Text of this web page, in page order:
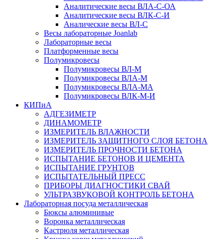
Аналитические весы ВЛА-С-ОА
Аналитические весы ВЛК-С-И
Аналические весы ВЛ-С
Весы лабораторные Joanlab
Лабораторные весы
Платформенные весы
Полумикровесы
Полумикровесы ВЛ-М
Полумикровесы ВЛА-М
Полумикровесы ВЛА-МА
Полумикровесы ВЛК-М-И
КИПиА
АДГЕЗИМЕТР
ДИНАМОМЕТР
ИЗМЕРИТЕЛЬ ВЛАЖНОСТИ
ИЗМЕРИТЕЛЬ ЗАЩИТНОГО СЛОЯ БЕТОНА
ИЗМЕРИТЕЛЬ ПРОЧНОСТИ БЕТОНА
ИСПЫТАНИЕ БЕТОНОВ И ЦЕМЕНТА
ИСПЫТАНИЕ ГРУНТОВ
ИСПЫТАТЕЛЬНЫЙ ПРЕСС
ПРИБОРЫ ДИАГНОСТИКИ СВАЙ
УЛЬТРАЗВУКОВОЙ КОНТРОЛЬ БЕТОНА
Лабораторная посуда металлическая
Бюксы алюминивые
Воронка металлическая
Кастрюля металлическая